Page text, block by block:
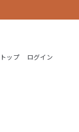
トップ ログイン